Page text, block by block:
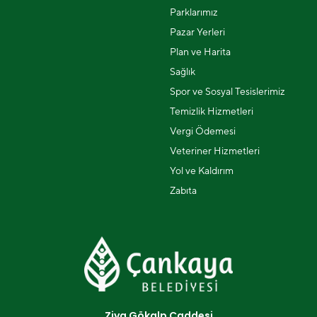
Parklarımız
Pazar Yerleri
Plan ve Harita
Sağlık
Spor ve Sosyal Tesislerimiz
Temizlik Hizmetleri
Vergi Ödemesi
Veteriner Hizmetleri
Yol ve Kaldırım
Zabıta